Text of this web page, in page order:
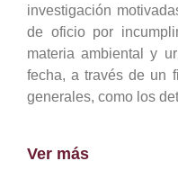
investigación
de oficio por
materia ambiental y
fecha, a través de un
generales, como los
Ver más